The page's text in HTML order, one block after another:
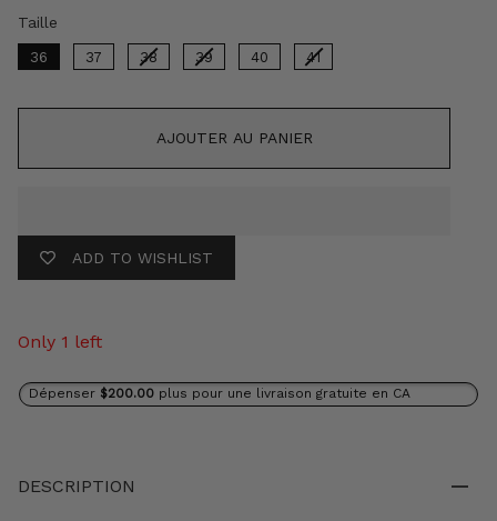
Taille
36 37 38 39 40 41
AJOUTER AU PANIER
ADD TO WISHLIST
Only 1 left
Dépenser $200.00 plus pour une livraison gratuite en CA
DESCRIPTION